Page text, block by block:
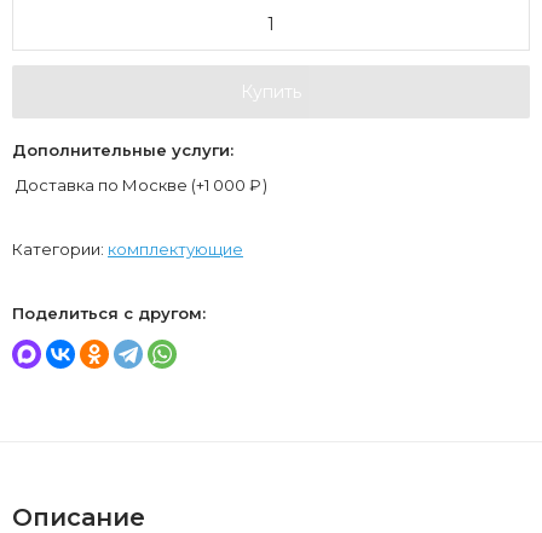
Купить
Дополнительные услуги:
Доставка по Москве (+1 000 ₽)
Категории: комплектующие
Поделиться с другом:
Описание